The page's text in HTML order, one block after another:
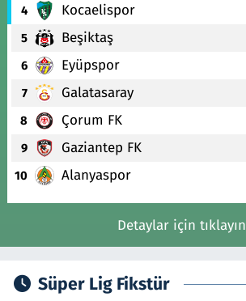
4 Kocaelispor
5 Beşiktaş
6 Eyüpspor
7 Galatasaray
8 Çorum FK
9 Gaziantep FK
10 Alanyaspor
Detaylar için tıklayın
Süper Lig Fikstür